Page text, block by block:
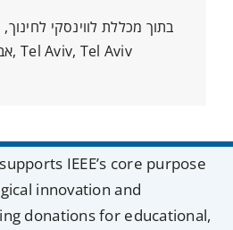
IEEE’s core purpose
innovation and
donations for educational,